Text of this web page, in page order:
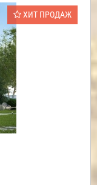
ХИТ ПРОДАЖ